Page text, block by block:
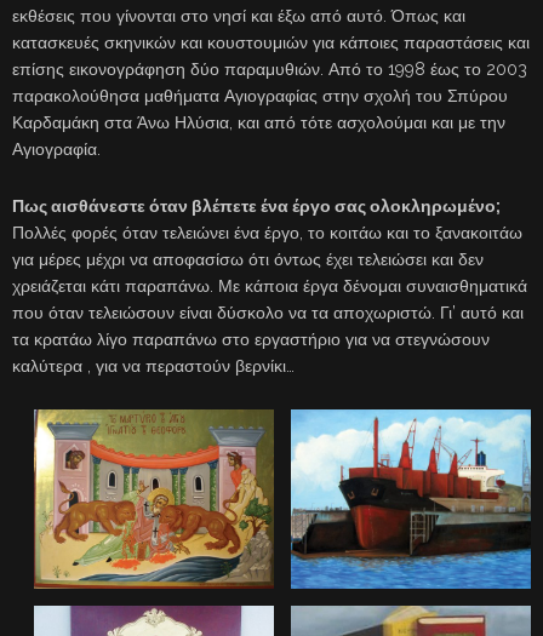
εκθέσεις που γίνονται στο νησί και έξω από αυτό. Όπως και
κατασκευές σκηνικών και κουστουμιών για κάποιες παραστάσεις και
επίσης εικονογράφηση δύο παραμυθιών. Από το 1998 έως το 2003
παρακολούθησα μαθήματα Αγιογραφίας στην σχολή του Σπύρου
Καρδαμάκη στα Άνω Ηλύσια, και από τότε ασχολούμαι και με την
Αγιογραφία.
Πως αισθάνεστε όταν βλέπετε ένα έργο σας ολοκληρωμένο;
Πολλές φορές όταν τελειώνει ένα έργο, το κοιτάω και το ξανακοιτάω
για μέρες μέχρι να αποφασίσω ότι όντως έχει τελειώσει και δεν
χρειάζεται κάτι παραπάνω. Με κάποια έργα δένομαι συναισθηματικά
που όταν τελειώσουν είναι δύσκολο να τα αποχωριστώ. Γι’ αυτό και
τα κρατάω λίγο παραπάνω στο εργαστήριο για να στεγνώσουν
καλύτερα , για να περαστούν βερνίκι…